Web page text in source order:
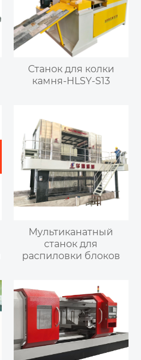
Станок для колки
камня-HLSY-S13
Мультиканатный
станок для
распиловки блоков